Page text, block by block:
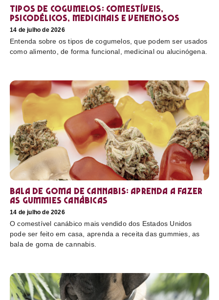
Tipos de cogumelos: comestíveis,
psicodélicos, medicinais e venenosos
14 de julho de 2026
Entenda sobre os tipos de cogumelos, que podem ser usados
como alimento, de forma funcional, medicinal ou alucinógena.
Bala de goma de cannabis: aprenda a fazer
as gummies canábicas
14 de julho de 2026
O comestível canábico mais vendido dos Estados Unidos
pode ser feito em casa, aprenda a receita das gummies, as
bala de goma de cannabis.